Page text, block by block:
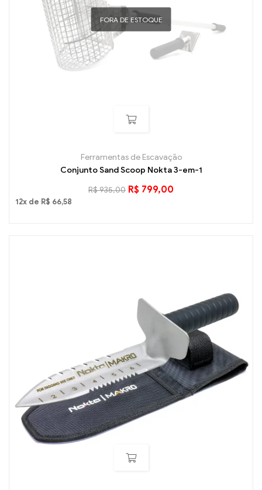
FORA DE ESTOQUE
Ferramentas de Escavação
Conjunto Sand Scoop Nokta 3-em-1
R$935,00 R$ 799,00
12x de R$ 66,58